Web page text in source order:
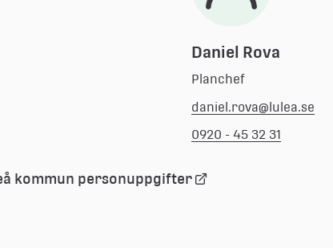
Daniel Rova
Planchef
daniel.rova@lulea.se
0920 - 45 32 31
kommun personuppgifterLänk